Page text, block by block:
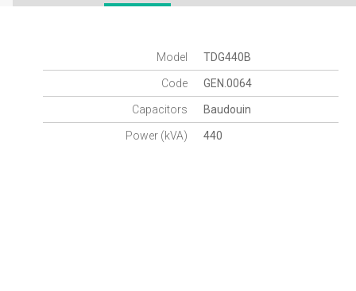
Model TDG440B
Code GEN.0064
Capacitors Baudouin
Power (kVA) 440